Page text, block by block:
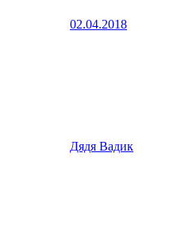
02.04.2018
Дядя Вадик